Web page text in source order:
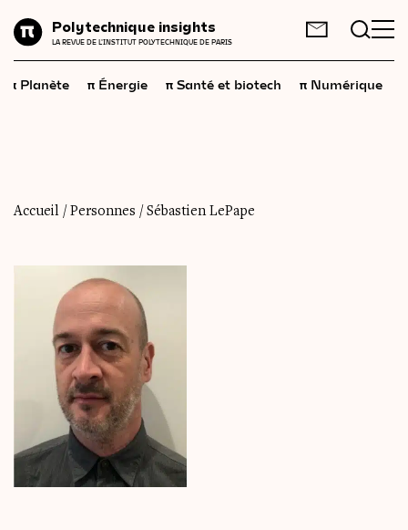
Polytechnique insights
LA REVUE DE L'INSTITUT POLYTECHNIQUE DE PARIS
Énergie
Santé
et biotech
Économie
Science et
Société
Géopolitique
Neurosciences
Le magazine 3,14
Vidéos & Podcast
FR EN
π Planète π Énergie π Santé et biotech π Numérique
Accueil / Personnes / Sébastien LePape